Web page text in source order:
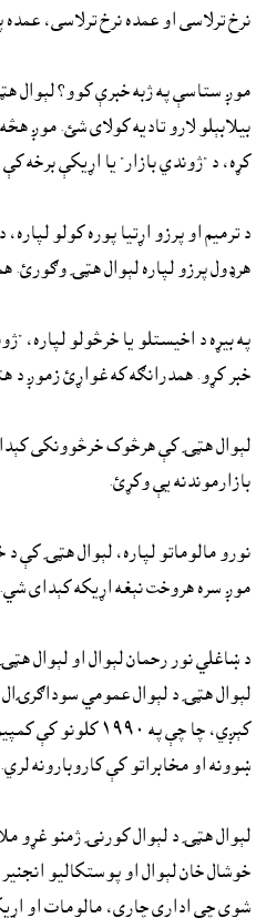
نرخ ترلاسى او عمده نرخ ترلاسى،
موږ ستاسې په ژبه خبرې کوو؟ لېوال
بيلابېلو لارو تاديه کولاى شئ. موږ
کړه، د "ژوندي بازار" يا اړيکې برخه
د ترميم او پرزو اړتيا پوره کولو
هرډول پرزو لپاره لېوال هټۍ وګورئ.
په بيړه د اخيستلو يا خرڅولو لپاره،
خبر کړو. همدرانګه که غواړئ زموږ د
لېوال هټۍ کې هرڅوک خرڅوونکى
بازارموندنه يې وکړئ.
نورو مالوماتو لپاره، لېوال هټۍ کې
موږ سره هروخت نېغه اړيکه کېداى شي.
د ښاغلي نور رحمان لېوال او لېوال هټۍ
لېوال هټۍ د لېوال عمومي سوداګرۍال
کېږي، چا چې په
ښوونه او مخابراتو کې کاروبارونه لري.
لېوال هټۍ د لېوال کورنۍ ژمنو غړو
خوشال خان لېوال او پوستکاليو
شوى چې اداري چارې، مالومات او